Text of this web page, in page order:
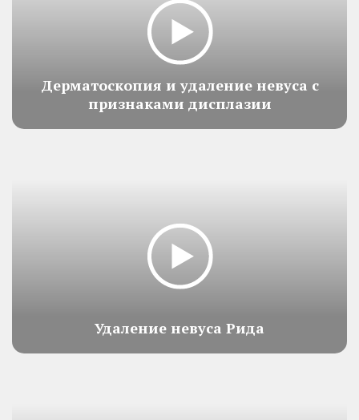
Дерматоскопия и удаление невуса с
признаками дисплазии
Удаление невуса Рида